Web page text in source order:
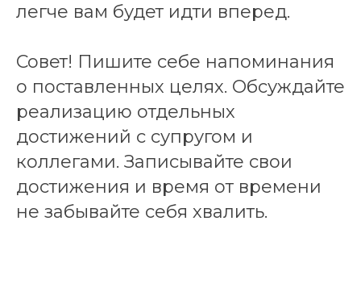
легче вам будет идти вперед.
Совет! Пишите себе напоминания
о поставленных целях. Обсуждайте
реализацию отдельных
достижений с супругом и
коллегами. Записывайте свои
достижения и время от времени
не забывайте себя хвалить.